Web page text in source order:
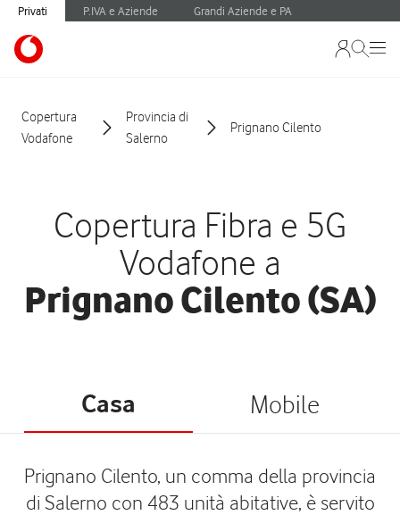
Privati P.IVA e Aziende Grandi Aziende e PA
Copertura
Vodafone
Provincia di
Salerno
Prignano Cilento
Copertura Fibra e 5G
Vodafone a
Prignano Cilento (SA)
Casa Mobile
Prignano Cilento, un comma della provincia
di Salerno con 483 unità abitative, è servito